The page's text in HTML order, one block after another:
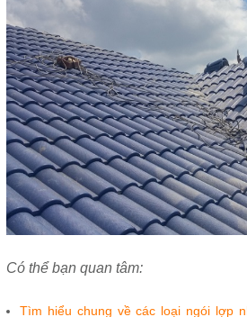
Có thể bạn quan tâm:
Tìm hiểu chung về các loại ngói lợp